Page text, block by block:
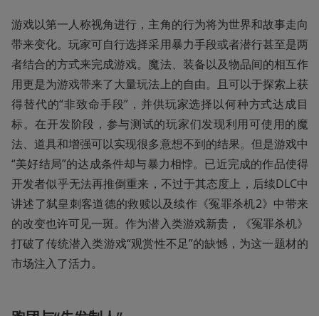
游戏以第一人称视角进行，主角的行为将为世界和故事走向
带来变化。玩家可自行选择采用暴力手段或者潜行甚至是两
者结合的方式来完成游戏。魔法、装备以及物品间的相互作
用更是为游戏带来了大量玩法上的自由。且可以于探索上获
得替代的“非致命手段”，并供玩家选择以何种方式达成目
标。在开发阶段，参与测试的玩家们发现利用可使用的魔
法、道具和增强可以实现很多意想不到的结果。但是游戏中
“美好结局”的达成条件却与暴力相悖。已近完成的作品使得
开发者似乎无法再推倒重来，不过于其态度上，后续DLC中
讲述了弑皇刺客道德的救赎以及续作《冤罪杀机2》中带来
的改变也许可见一斑。作为潜入类游戏新贵，《冤罪杀机》
打破了传统潜入类游戏“观赏性不足”的缺憾，为这一题材的
市场注入了活力。